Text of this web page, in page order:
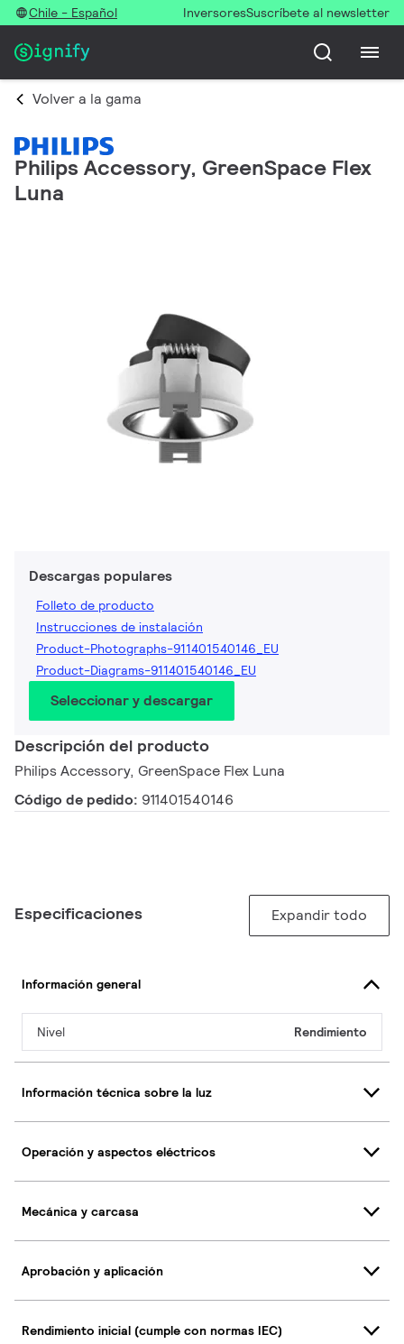
Chile - Español InversoresSuscríbete al newsletter
Volver a la gama
Philips Accessory, GreenSpace Flex
Luna
Descargas populares
Folleto de producto
Instrucciones de instalación
Product-Photographs-911401540146_EU
Product-Diagrams-911401540146_EU
Seleccionar y descargar
Descripción del producto
Philips Accessory, GreenSpace Flex Luna
Código de pedido: 911401540146
Especificaciones Expandir todo
Información general
Nivel Rendimiento
Información técnica sobre la luz
Operación y aspectos eléctricos
Mecánica y carcasa
Aprobación y aplicación
Rendimiento inicial (cumple con normas IEC)